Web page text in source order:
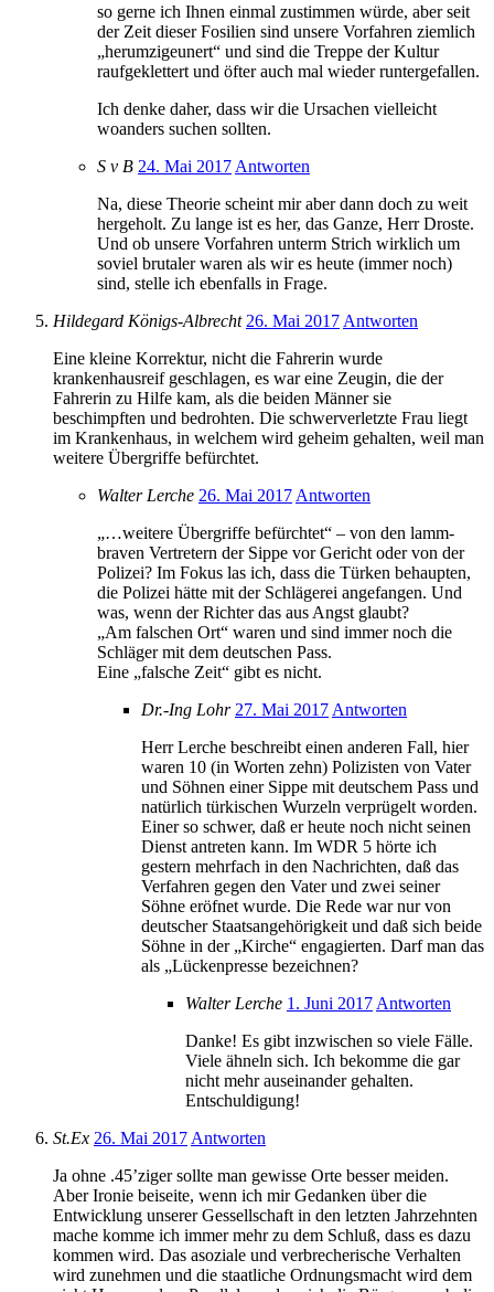
so gerne ich Ihnen einmal zustimmen würde, aber seit
der Zeit dieser Fosilien sind unsere Vorfahren ziemlich
„herumzigeunert“ und sind die Treppe der Kultur
raufgeklettert und öfter auch mal wieder runtergefallen.
Ich denke daher, dass wir die Ursachen vielleicht
woanders suchen sollten.
S v B 24. Mai 2017 Antworten
Na, diese Theorie scheint mir aber dann doch zu weit
hergeholt. Zu lange ist es her, das Ganze, Herr Droste.
Und ob unsere Vorfahren unterm Strich wirklich um
soviel brutaler waren als wir es heute (immer noch)
sind, stelle ich ebenfalls in Frage.
Hildegard Königs-Albrecht 26. Mai 2017 Antworten
Eine kleine Korrektur, nicht die Fahrerin wurde
krankenhausreif geschlagen, es war eine Zeugin, die der
Fahrerin zu Hilfe kam, als die beiden Männer sie
beschimpften und bedrohten. Die schwerverletzte Frau liegt
im Krankenhaus, in welchem wird geheim gehalten, weil man
weitere Übergriffe befürchtet.
Walter Lerche 26. Mai 2017 Antworten
„…weitere Übergriffe befürchtet“ – von den lamm-
braven Vertretern der Sippe vor Gericht oder von der
Polizei? Im Fokus las ich, dass die Türken behaupten,
die Polizei hätte mit der Schlägerei angefangen. Und
was, wenn der Richter das aus Angst glaubt?
„Am falschen Ort“ waren und sind immer noch die
Schläger mit dem deutschen Pass.
Eine „falsche Zeit“ gibt es nicht.
Dr.-Ing Lohr 27. Mai 2017 Antworten
Herr Lerche beschreibt einen anderen Fall, hier
waren 10 (in Worten zehn) Polizisten von Vater
und Söhnen einer Sippe mit deutschem Pass und
natürlich türkischen Wurzeln verprügelt worden.
Einer so schwer, daß er heute noch nicht seinen
Dienst antreten kann. Im WDR 5 hörte ich
gestern mehrfach in den Nachrichten, daß das
Verfahren gegen den Vater und zwei seiner
Söhne eröfnet wurde. Die Rede war nur von
deutscher Staatsangehörigkeit und daß sich beide
Söhne in der „Kirche“ engagierten. Darf man das
als „Lückenpresse bezeichnen?
Walter Lerche 1. Juni 2017 Antworten
Danke! Es gibt inzwischen so viele Fälle.
Viele ähneln sich. Ich bekomme die gar
nicht mehr auseinander gehalten.
Entschuldigung!
St.Ex 26. Mai 2017 Antworten
Ja ohne .45’ziger sollte man gewisse Orte besser meiden.
Aber Ironie beiseite, wenn ich mir Gedanken über die
Entwicklung unserer Gessellschaft in den letzten Jahrzehnten
mache komme ich immer mehr zu dem Schluß, dass es dazu
kommen wird. Das asoziale und verbrecherische Verhalten
wird zunehmen und die staatliche Ordnungsmacht wird dem